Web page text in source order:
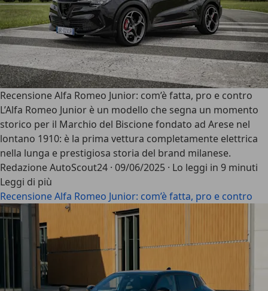
Recensione Alfa Romeo Junior: com’è fatta, pro e contro
L’Alfa Romeo Junior è un modello che segna un momento
storico per il Marchio del Biscione fondato ad Arese nel
lontano 1910: è la prima vettura completamente elettrica
nella lunga e prestigiosa storia del brand milanese.
Redazione AutoScout24 · 09/06/2025 · Lo leggi in 9 minuti
Leggi di più
Recensione Alfa Romeo Junior: com’è fatta, pro e contro